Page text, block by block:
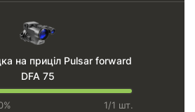
на приціл Pulsar forward
DFA 75
1/1 шт.